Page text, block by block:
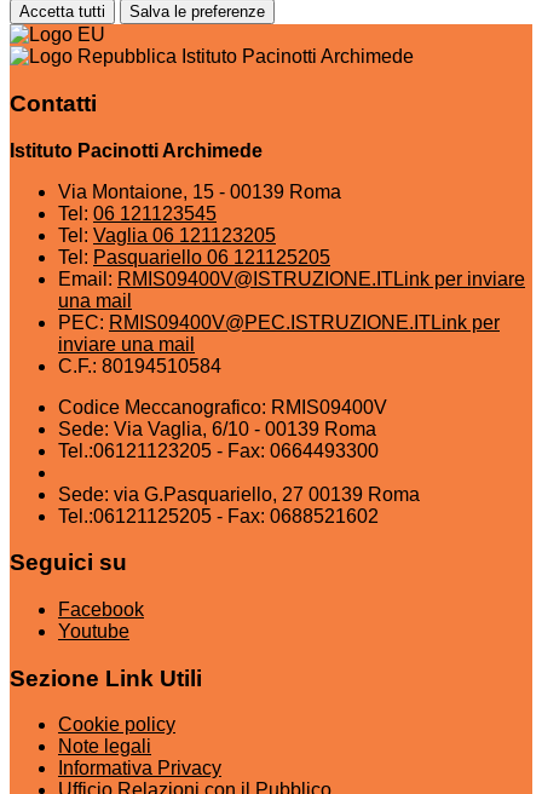
Accetta tutti Salva le preferenze
Istituto Pacinotti Archimede
Contatti
Istituto Pacinotti Archimede
Via Montaione, 15 - 00139 Roma
Tel: 06 121123545
Tel: Vaglia 06 121123205
Tel: Pasquariello 06 121125205
Email: RMIS09400V@ISTRUZIONE.ITLink per inviare
una mail
PEC: RMIS09400V@PEC.ISTRUZIONE.ITLink per
inviare una mail
C.F.: 80194510584
Codice Meccanografico: RMIS09400V
Sede: Via Vaglia, 6/10 - 00139 Roma
Tel.:06121123205 - Fax: 0664493300
Sede: via G.Pasquariello, 27 00139 Roma
Tel.:06121125205 - Fax: 0688521602
Seguici su
Facebook
Youtube
Sezione Link Utili
Cookie policy
Note legali
Informativa Privacy